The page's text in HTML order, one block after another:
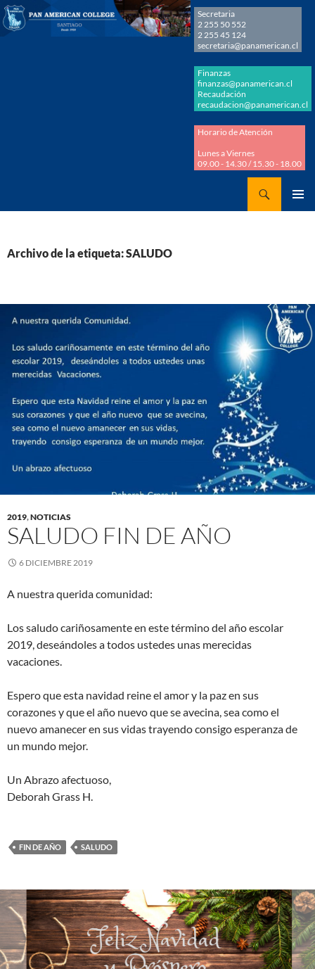
Secretaria
2 255 50 552
2 255 45 124
secretaria@panamerican.cl
Finanzas
finanzas@panamerican.cl
Recaudación
recaudacion@panamerican.cl
Horario de Atención
Lunes a Viernes
09.00 - 14.30 / 15.30 - 18.00
Archivo de la etiqueta: SALUDO
2019,NOTICIAS
SALUDO FIN DE AÑO
6 DICIEMBRE 2019
A nuestra querida comunidad:
Los saludo cariñosamente en este término del año escolar
2019, deseándoles a todos ustedes unas merecidas
vacaciones.
Espero que esta navidad reine el amor y la paz en sus
corazones y que el año nuevo que se avecina, sea como el
nuevo amanecer en sus vidas trayendo consigo esperanza de
un mundo mejor.
Un Abrazo afectuoso,
Deborah Grass H.
FIN DE AÑO SALUDO